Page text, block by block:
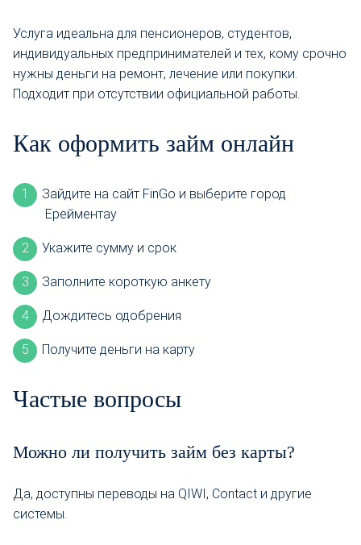
Услуга идеальна для пенсионеров, студентов,
индивидуальных предпринимателей и тех, кому срочно
нужны деньги на ремонт, лечение или покупки.
Подходит при отсутствии официальной работы.
Как оформить займ онлайн
Зайдите на сайт FinGo и выберите город
Ерейментау
Укажите сумму и срок
Заполните короткую анкету
Дождитесь одобрения
Получите деньги на карту
Частые вопросы
Можно ли получить займ без карты?
Да, доступны переводы на QIWI, Contact и другие
системы.